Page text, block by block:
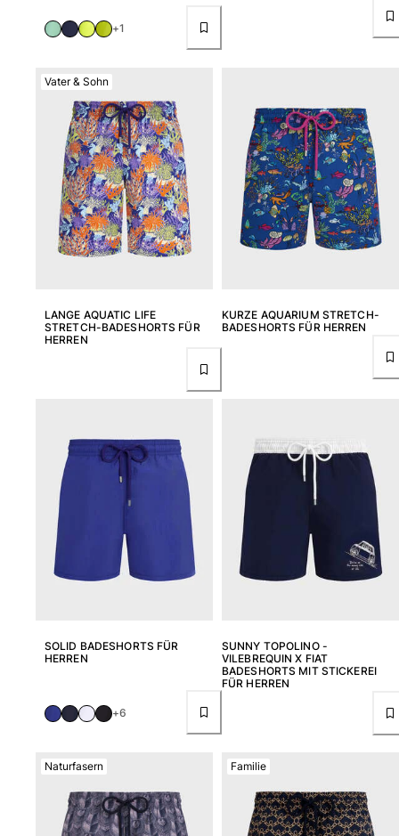
+1
LANGE AQUATIC LIFE
STRETCH-BADESHORTS FÜR
HERREN
Vater & Sohn
KURZE AQUARIUM STRETCH-
BADESHORTS FÜR HERREN
SOLID BADESHORTS FÜR
HERREN
+6
SUNNY TOPOLINO -
VILEBREQUIN X FIAT
BADESHORTS MIT STICKEREI
FÜR HERREN
Naturfasern Familie